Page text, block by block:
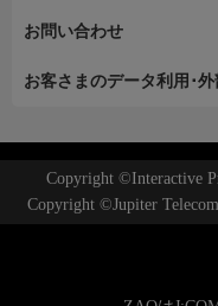
お問い合わせ
お客さまのデータ利用･
Copyright ©Interactive
Copyright ©Jupiter